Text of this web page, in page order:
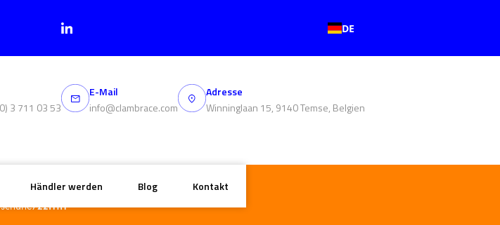
DE
3 711 03 53
E-Mail
info@clambrace.com
Adresse
Winninglaan 15, 9140 Temse, Belgien
Händler werden Blog Kontakt
/22H1H